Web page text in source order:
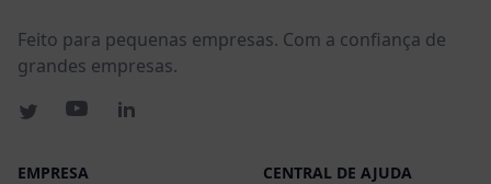
Feito para pequenas empresas. Com a confiança de
grandes empresas.
EMPRESA CENTRAL DE AJUDA